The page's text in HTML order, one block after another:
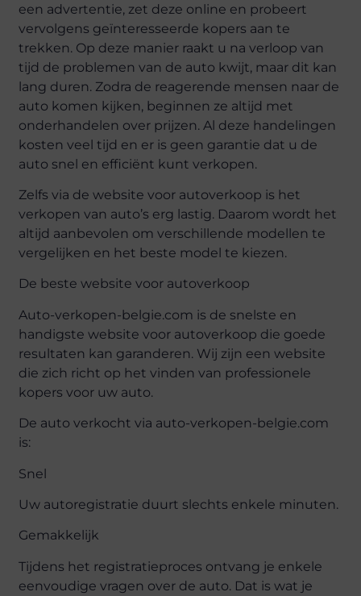
een advertentie, zet deze online en probeert
vervolgens geïnteresseerde kopers aan te
trekken. Op deze manier raakt u na verloop van
tijd de problemen van de auto kwijt, maar dit kan
lang duren. Zodra de reagerende mensen naar de
auto komen kijken, beginnen ze altijd met
onderhandelen over prijzen. Al deze handelingen
kosten veel tijd en er is geen garantie dat u de
auto snel en efficiënt kunt verkopen.
Zelfs via de website voor autoverkoop is het
verkopen van auto’s erg lastig. Daarom wordt het
altijd aanbevolen om verschillende modellen te
vergelijken en het beste model te kiezen.
De beste website voor autoverkoop
Auto-verkopen-belgie.com is de snelste en
handigste website voor autoverkoop die goede
resultaten kan garanderen. Wij zijn een website
die zich richt op het vinden van professionele
kopers voor uw auto.
De auto verkocht via auto-verkopen-belgie.com
is:
Snel
Uw autoregistratie duurt slechts enkele minuten.
Gemakkelijk
Tijdens het registratieproces ontvang je enkele
eenvoudige vragen over de auto. Dat is wat je